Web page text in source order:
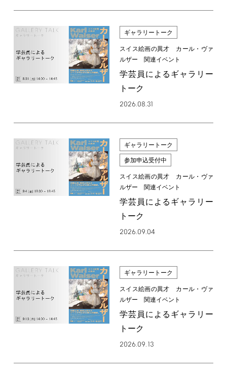
ギャラリートーク
スイス絵画の異才 カール・ヴァ
ルザー 関連イベント
学芸員によるギャラリー
トーク
2026.08.31
ギャラリートーク
参加申込受付中
スイス絵画の異才 カール・ヴァ
ルザー 関連イベント
学芸員によるギャラリー
トーク
2026.09.04
ギャラリートーク
スイス絵画の異才 カール・ヴァ
ルザー 関連イベント
学芸員によるギャラリー
トーク
2026.09.13